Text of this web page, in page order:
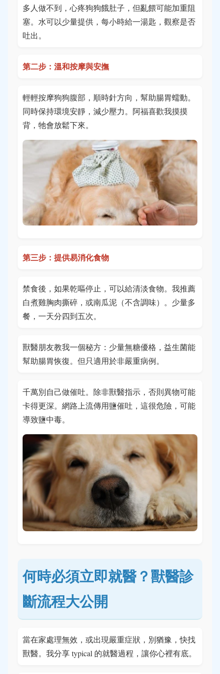
多人做不到，心疼狗狗餓肚子，但亂餵可能加重阻
塞。水可以少量提供，每小時給一湯匙，觀察是否
吐出。
第二步：溫和按摩與安撫
輕輕按摩狗狗腹部，順時針方向，幫助腸胃蠕動。
同時保持環境安靜，減少壓力。阿福喜歡我摸摸
背，牠會放鬆下來。
第三步：提供易消化食物
禁食後，如果乾嘔停止，可以給清淡食物。我推薦
白煮雞胸肉撕碎，或南瓜泥（不含調味）。少量多
餐，一天分四到五次。
獸醫朋友教我一個秘方：少量無糖優格，益生菌能
幫助腸胃恢復。但只適用於非嚴重病例。
千萬別自己做催吐。除非獸醫指示，否則異物可能
卡得更深。網路上流傳用鹽催吐，這很危險，可能
導致鹽中毒。
何時必須立即就醫？獸醫診
斷流程大公開
當在家處理無效，或出現嚴重症狀，別猶豫，快找
獸醫。我分享 typical 的就醫過程，讓你心裡有底。